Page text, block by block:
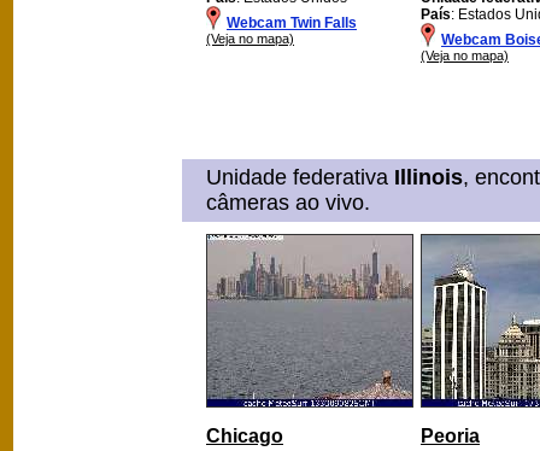
Webcam Twin Falls
(Veja no mapa)
País: Estados
Webcam
(Veja no mapa)
Unidade federativa Illinois,
câmeras ao vivo.
Chicago Peoria